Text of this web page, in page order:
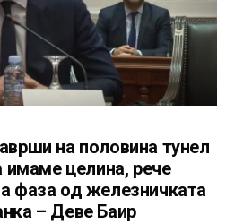
на половина тунел
имаме целина, рече
фаза од железничката
– Деве Баир